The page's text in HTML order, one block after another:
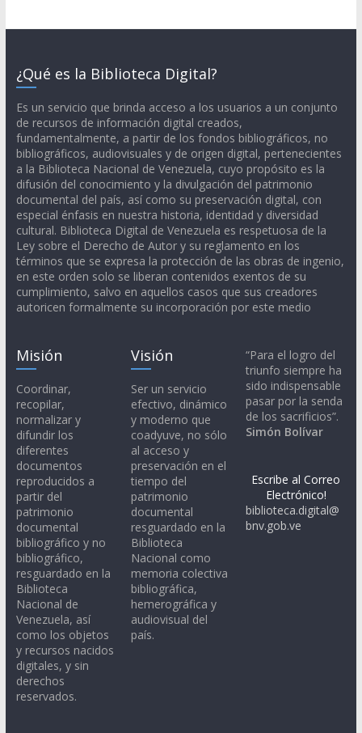
¿Qué es la Biblioteca Digital?
Es un servicio que brinda acceso a los usuarios a un conjunto
de recursos de información digital creados,
fundamentalmente, a partir de los fondos bibliográficos, no
bibliográficos, audiovisuales y de origen digital, pertenecientes
a la Biblioteca Nacional de Venezuela, cuyo propósito es la
difusión del conocimiento y la divulgación del patrimonio
documental del país, así como su preservación digital, con
especial énfasis en nuestra historia, identidad y diversidad
cultural. Biblioteca Digital de Venezuela es respetuosa de la
Ley sobre el Derecho de Autor y su reglamento en los
términos que se expresa la protección de las obras de ingenio,
en este orden solo se liberan contenidos exentos de su
cumplimiento, salvo en aquellos casos que sus creadores
autoricen formalmente su incorporación por este medio
Misión
Coordinar,
recopilar,
normalizar y
difundir los
diferentes
documentos
reproducidos a
partir del
patrimonio
documental
bibliográfico y no
bibliográfico,
resguardado en la
Biblioteca
Nacional de
Venezuela, así
como los objetos
y recursos nacidos
digitales, y sin
derechos
reservados.
Visión
Ser un servicio
efectivo, dinámico
y moderno que
coadyuve, no sólo
al acceso y
preservación en el
tiempo del
patrimonio
documental
resguardado en la
Biblioteca
Nacional como
memoria colectiva
bibliográfica,
hemerográfica y
audiovisual del
país.
“Para el logro del
triunfo siempre ha
sido indispensable
pasar por la senda
de los sacrificios”.
Simón Bolívar
Escribe al Correo
Electrónico!
biblioteca.digital@
bnv.gob.ve